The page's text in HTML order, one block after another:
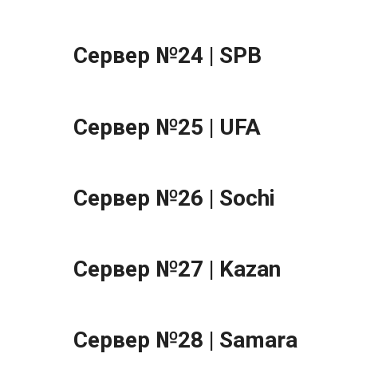
Сервер №24 | SPB
Сервер №25 | UFA
Сервер №26 | Sochi
Сервер №27 | Kazan
Сервер №28 | Samara